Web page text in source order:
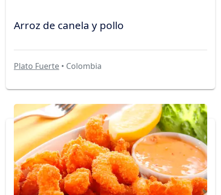
Arroz de canela y pollo
Plato Fuerte • Colombia